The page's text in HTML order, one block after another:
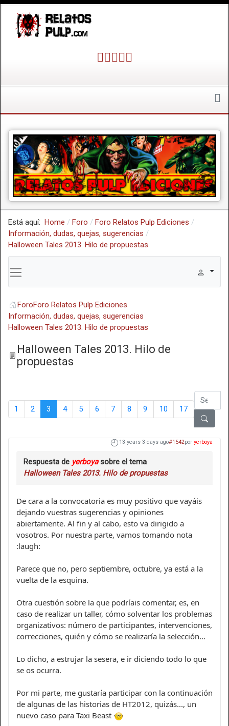
Está aquí: Home Foro
Foro Relatos Pulp Ediciones
Información, dudas, quejas, sugerencias
Halloween Tales 2013. Hilo de propuestas
ForoForo Relatos Pulp Ediciones
Información, dudas, quejas, sugerencias
Halloween Tales 2013. Hilo de propuestas
Halloween Tales 2013. Hilo de
propuestas
1 2 3 4 5 6 7 8 9 10 17
13 years 3 days ago#1542por yerboya
Respuesta de yerboyasobre el tema
Halloween Tales 2013. Hilo de propuestas
De cara a la convocatoria es muy positivo que vayáis
dejando vuestras sugerencias y opiniones
abiertamente. Al fin y al cabo, esto va dirigido a
vosotros. Por nuestra parte, vamos tomando nota
:laugh:
Parece que no, pero septiembre, octubre, ya está a la
vuelta de la esquina.
Otra cuestión sobre la que podríais comentar, es, en
caso de realizar un taller, cómo solventar los problemas
organizativos: número de participantes, intervenciones,
correcciones, quién y cómo se realizaría la selección...
Lo dicho, a estrujar la sesera, e ir diciendo todo lo que
se os ocurra.
Por mi parte, me gustaría participar con la continuación
de algunas de las historias de HT2012, quizás..., un
nuevo caso para Taxi Beast